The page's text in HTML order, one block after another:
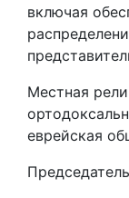
включая
Местная
еврейская